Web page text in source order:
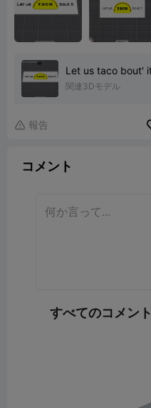
Let us taco bout'
関連3Dモデル
 報告
コメント
すべてのコメン